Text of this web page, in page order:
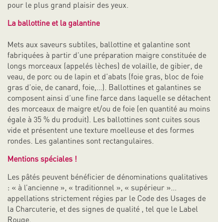
pour le plus grand plaisir des yeux.
La ballottine et la galantine
Mets aux saveurs subtiles, ballottine et galantine sont
fabriquées à partir d’une préparation maigre constituée de
longs morceaux (appelés lèches) de volaille, de gibier, de
veau, de porc ou de lapin et d’abats (foie gras, bloc de foie
gras d’oie, de canard, foie,…). Ballottines et galantines se
composent ainsi d’une fine farce dans laquelle se détachent
des morceaux de maigre et/ou de foie (en quantité au moins
égale à 35 % du produit). Les ballottines sont cuites sous
vide et présentent une texture moelleuse et des formes
rondes. Les galantines sont rectangulaires.
Mentions spéciales !
Les pâtés peuvent bénéficier de dénominations qualitatives
: « à l’ancienne », « traditionnel », « supérieur »…
appellations strictement régies par le Code des Usages de
la Charcuterie, et des signes de qualité , tel que le Label
Rouge.